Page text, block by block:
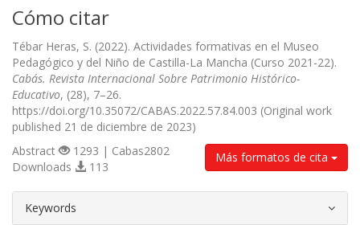
Cómo citar
Tébar Heras, S. (2022). Actividades formativas en el Museo
Pedagógico y del Niño de Castilla-La Mancha (Curso 2021-22).
Cabás. Revista Internacional Sobre Patrimonio Histórico-
Educativo, (28), 7–26.
https://doi.org/10.35072/CABAS.2022.57.84.003 (Original work
published 21 de diciembre de 2023)
Más formatos de cita
Abstract
1293 | Cabas2802
Downloads
113
Keywords